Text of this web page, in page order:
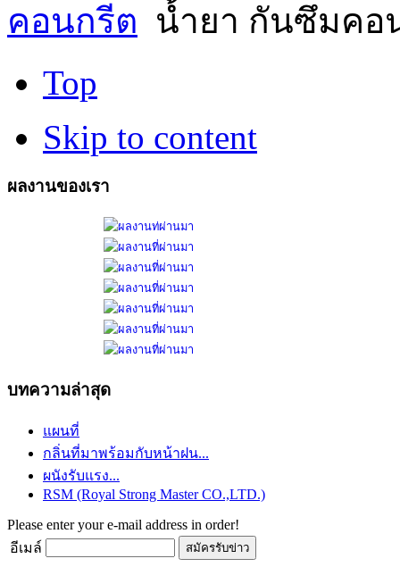
คอนกรีต น้ำยา กันซึมคอ
Top
Skip to content
ผลงานของเรา
บทความล่าสุด
แผนที่
กลิ่นที่มาพร้อมกับหน้าฝน...
ผนังรับแรง...
RSM (Royal Strong Master CO.,LTD.)
Please enter your e-mail address in order!
อีเมล์